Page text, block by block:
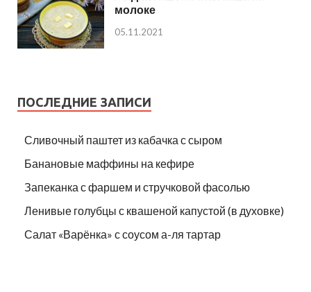
молоке
05.11.2021
ПОСЛЕДНИЕ ЗАПИСИ
Сливочный паштет из кабачка с сыром
Банановые маффины на кефире
Запеканка с фаршем и стручковой фасолью
Ленивые голубцы с квашеной капустой (в духовке)
Салат «Варёнка» с соусом а-ля тартар